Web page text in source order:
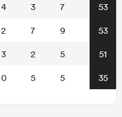
4 3 7 53
2 7 9 53
3 2 5 51
0 5 5 35